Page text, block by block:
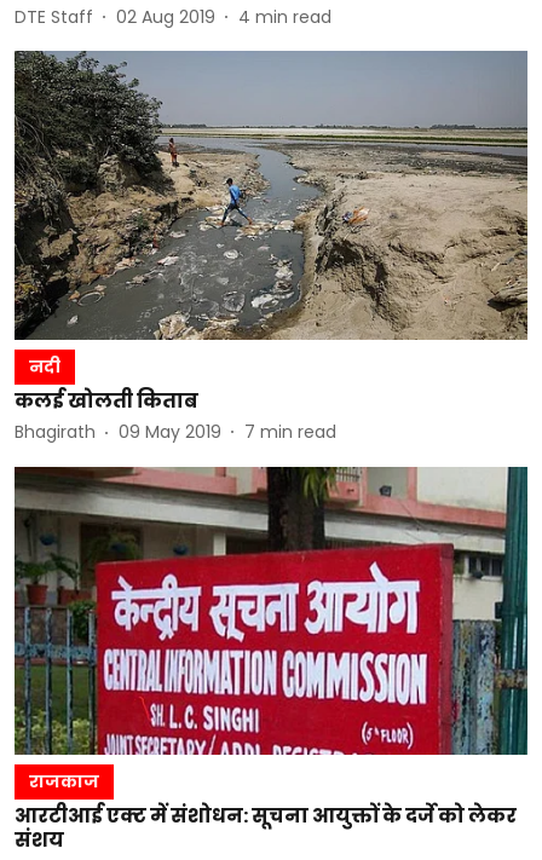
DTE Staff 02 Aug 2019 4 min read
नदी
कलई खोलती किताब
Bhagirath 09 May 2019 7 min read
राजकाज
आरटीआई एक्ट में संशोधन: सूचना आयुक्तों के दर्जे को लेकर
संशय